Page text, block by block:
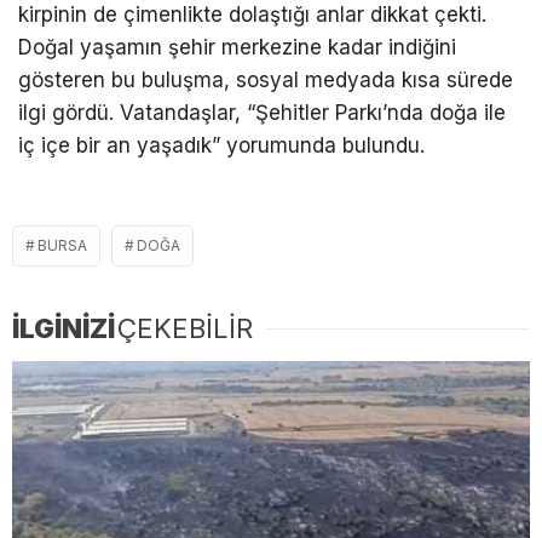
kirpinin de çimenlikte dolaştığı anlar dikkat çekti.
Doğal yaşamın şehir merkezine kadar indiğini
gösteren bu buluşma, sosyal medyada kısa sürede
ilgi gördü. Vatandaşlar, “Şehitler Parkı’nda doğa ile
iç içe bir an yaşadık” yorumunda bulundu.
BURSA DOĞA
İLGİNİZİÇEKEBİLİR